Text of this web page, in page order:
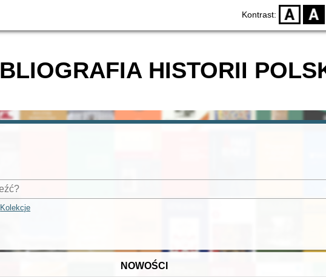
Kontrast: D BW
HISTORII
Kolekcje
NOWOŚCI